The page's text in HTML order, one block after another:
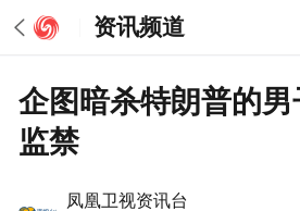
资讯频道
企图暗杀特朗普的
监禁
凤凰卫视资讯台